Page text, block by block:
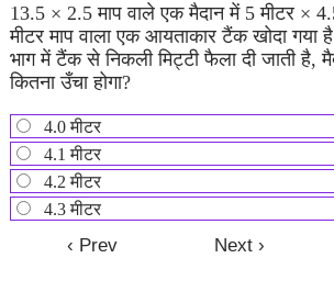
13.5 × 2.5 माप वाले एक मैदान में 5 मीटर ×
मीटर माप वाला एक आयताकार टैंक खोदा गया
भाग में टैंक से निकली मिट्टी फैला दी जाती है,
कितना उँचा होगा?
4.0 मीटर
4.1 मीटर
4.2 मीटर
4.3 मीटर